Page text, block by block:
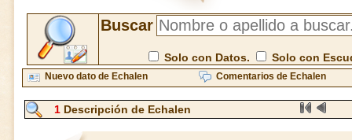
Buscar
Solo con Datos. Solo con
Nuevo dato de Echalen Comentarios de Echalen
1 Descripción de Echalen